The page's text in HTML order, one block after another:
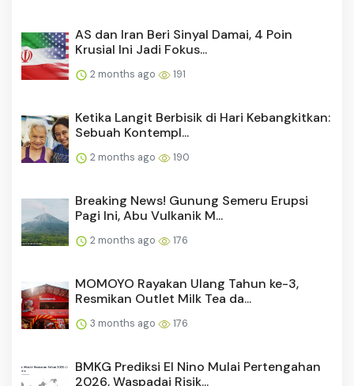
AS dan Iran Beri Sinyal Damai, 4 Poin
Krusial Ini Jadi Fokus...
2 months ago 191
Ketika Langit Berbisik di Hari Kebangkitkan:
Sebuah Kontempl...
2 months ago 190
Breaking News! Gunung Semeru Erupsi
Pagi Ini, Abu Vulkanik M...
2 months ago 176
MOMOYO Rayakan Ulang Tahun ke-3,
Resmikan Outlet Milk Tea da...
3 months ago 176
BMKG Prediksi El Nino Mulai Pertengahan
2026, Waspadai Risik...